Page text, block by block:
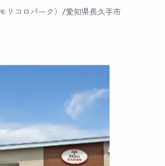
リコロパーク）/愛知県長久手市